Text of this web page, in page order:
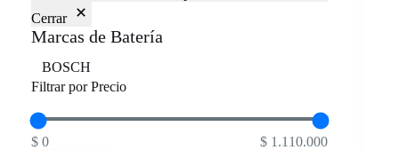
Cerrar
Marcas de Batería
Marca
BOSCH
Filtrar por Precio
$ 0 $ 1.110.000